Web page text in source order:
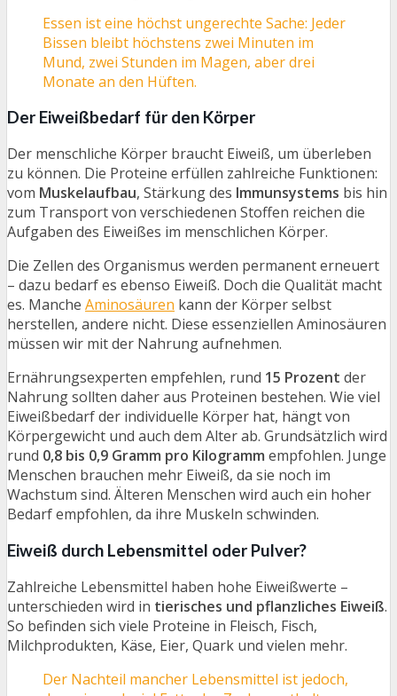
Essen ist eine höchst ungerechte Sache: Jeder
Bissen bleibt höchstens zwei Minuten im
Mund, zwei Stunden im Magen, aber drei
Monate an den Hüften.
Der Eiweißbedarf für den Körper
Der menschliche Körper braucht Eiweiß, um überleben
zu können. Die Proteine erfüllen zahlreiche Funktionen:
vom Muskelaufbau, Stärkung des Immunsystems bis hin
zum Transport von verschiedenen Stoffen reichen die
Aufgaben des Eiweißes im menschlichen Körper.
Die Zellen des Organismus werden permanent erneuert
– dazu bedarf es ebenso Eiweiß. Doch die Qualität macht
es. Manche Aminosäuren kann der Körper selbst
herstellen, andere nicht. Diese essenziellen Aminosäuren
müssen wir mit der Nahrung aufnehmen.
Ernährungsexperten empfehlen, rund 15 Prozent der
Nahrung sollten daher aus Proteinen bestehen. Wie viel
Eiweißbedarf der individuelle Körper hat, hängt von
Körpergewicht und auch dem Alter ab. Grundsätzlich wird
rund 0,8 bis 0,9 Gramm pro Kilogramm empfohlen. Junge
Menschen brauchen mehr Eiweiß, da sie noch im
Wachstum sind. Älteren Menschen wird auch ein hoher
Bedarf empfohlen, da ihre Muskeln schwinden.
Eiweiß durch Lebensmittel oder Pulver?
Zahlreiche Lebensmittel haben hohe Eiweißwerte –
unterschieden wird in tierisches und pflanzliches Eiweiß.
So befinden sich viele Proteine in Fleisch, Fisch,
Milchprodukten, Käse, Eier, Quark und vielen mehr.
Der Nachteil mancher Lebensmittel ist jedoch,